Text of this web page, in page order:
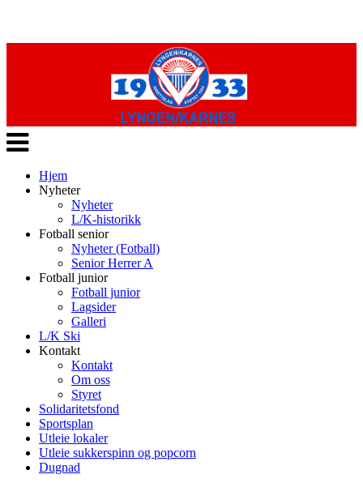
Veksle
navigasjon
Hjem
Nyheter
Nyheter
L/K-historikk
Fotball senior
Nyheter (Fotball)
Senior Herrer A
Fotball junior
Fotball junior
Lagsider
Galleri
L/K Ski
Kontakt
Kontakt
Om oss
Styret
Solidaritetsfond
Sportsplan
Utleie lokaler
Utleie sukkerspinn og popcorn
Dugnad